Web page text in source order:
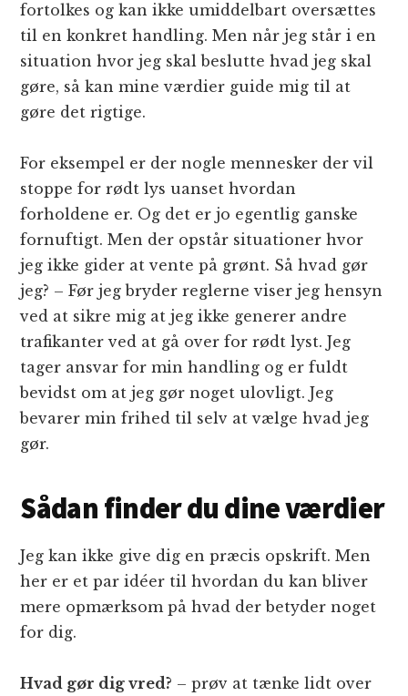
fortolkes og kan ikke umiddelbart oversættes
til en konkret handling. Men når jeg står i en
situation hvor jeg skal beslutte hvad jeg skal
gøre, så kan mine værdier guide mig til at
gøre det rigtige.
For eksempel er der nogle mennesker der vil
stoppe for rødt lys uanset hvordan
forholdene er. Og det er jo egentlig ganske
fornuftigt. Men der opstår situationer hvor
jeg ikke gider at vente på grønt. Så hvad gør
jeg? – Før jeg bryder reglerne viser jeg hensyn
ved at sikre mig at jeg ikke generer andre
trafikanter ved at gå over for rødt lyst. Jeg
tager ansvar for min handling og er fuldt
bevidst om at jeg gør noget ulovligt. Jeg
bevarer min frihed til selv at vælge hvad jeg
gør.
Sådan finder du dine værdier
Jeg kan ikke give dig en præcis opskrift. Men
her er et par idéer til hvordan du kan bliver
mere opmærksom på hvad der betyder noget
for dig.
Hvad gør dig vred? – prøv at tænke lidt over